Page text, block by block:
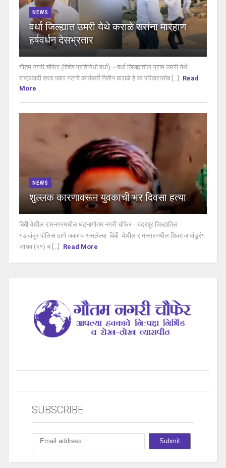
NEWS
वर्धा जिल्ह्यात उमरी येथे कराळे सरांना मारहाण
हर्षवर्धन देसभ्रतार
गौतम नगरी चौफेर (विशेष प्रतिनिधी वर्धा) :- वर्धा जिल्ह्यातील ग्राम उमरी येथे
राष्ट्रवादी शरद पवार गटाचे कार्यकर्ते नितीन कराळे हे स्व परिवारासोब [...]
Read
More
NEWS
शुल्लक कारणावरून युवकाची भर दिवसा हत्या
बिबी येथील रामनगरमधील घटनागौतम नगरी चौफेर - चंद्रपूर जिल्ह्यतिल
गडचांदूर पोलिस ठाणे जवळच असलेल्या बिबी येथील रामनगरमधील शिवराज पांडुरंग
जाधव (२१) य [...]
Read More
SUBSCRIBE